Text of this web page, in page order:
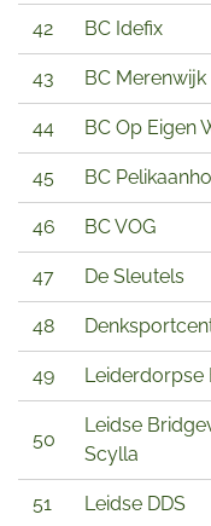
42 BC Idefix
43 BC Merenwijk
44 BC Op Eigen
45 BC
46 BC VOG
47 De Sleutels
48
49 Leiderdorpse
50
Leidse
Scylla
51 Leidse DDS